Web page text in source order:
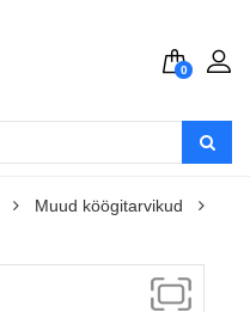
0
Muud köögitarvikud